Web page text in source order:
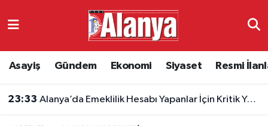
Asayiş Gündem Ekonomi Siyaset Resmi
23:33 Alanya’da Emeklilik Hesabı Yapanlar İçin Kritik Yaş Şartları
Ekonomi
Antalya Namaz Vakitleri